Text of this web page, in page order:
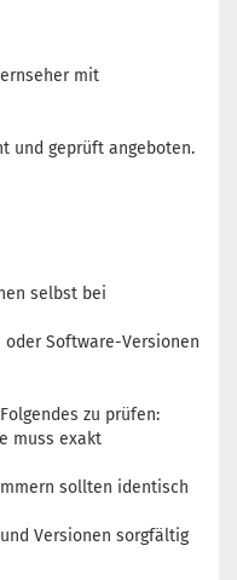
mit
und geprüft angeboten.
selbst bei
oder Software-Versionen
zu prüfen:
muss exakt
sollten identisch
Versionen sorgfältig